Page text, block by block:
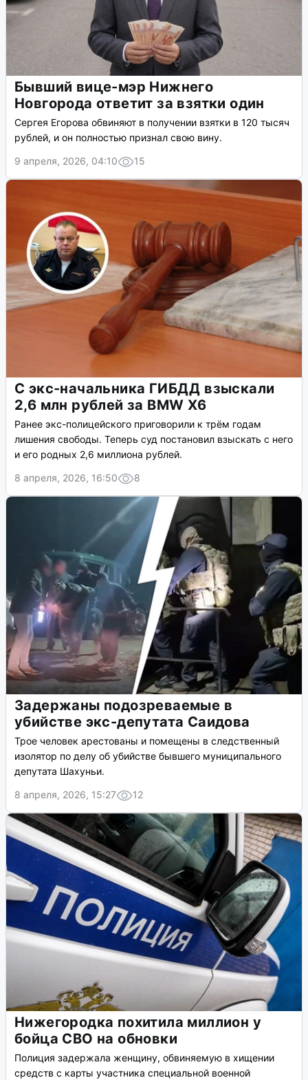
Бывший вице-мэр Нижнего
Новгорода ответит за взятки один
Сергея Егорова обвиняют в получении взятки в 120 тысяч
рублей, и он полностью признал свою вину.
9 апреля, 2026, 04:10
15
С экс-начальника ГИБДД взыскали
2,6 млн рублей за BMW X6
Ранее экс-полицейского приговорили к трём годам
лишения свободы. Теперь суд постановил взыскать с него
и его родных 2,6 миллиона рублей.
8 апреля, 2026, 16:50
8
Задержаны подозреваемые в
убийстве экс-депутата Саидова
Трое человек арестованы и помещены в следственный
изолятор по делу об убийстве бывшего муниципального
депутата Шахуньи.
8 апреля, 2026, 15:27
12
Нижегородка похитила миллион у
бойца СВО на обновки
Полиция задержала женщину, обвиняемую в хищении
средств с карты участника специальной военной